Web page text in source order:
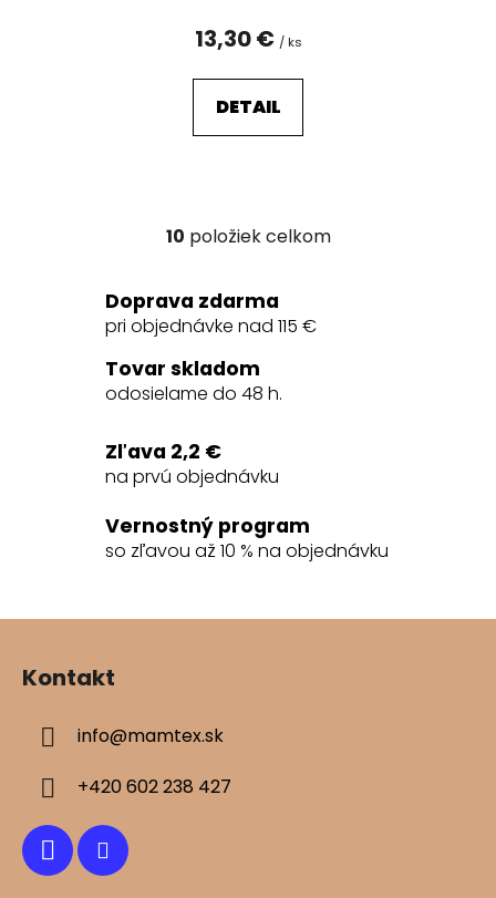
13,30 € / ks
DETAIL
O
l
á
a
c
p
r
v
k
y
ý
10 položiek celkom
Doprava zdarma
pri objednávke nad 115 €
Tovar skladom
odosielame do 48 h.
Zľava 2,2 €
na prvú objednávku
Vernostný program
so zľavou až 10 % na objednávku
Kontakt
info@mamtex.sk
+420 602 238 427